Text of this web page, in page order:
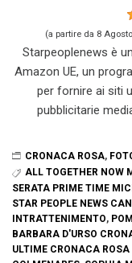
(a partire da 8
Starpeoplenews è
Amazon UE, un
per fornire ai siti
pubblicitarie
CRONACA ROSA,
ALL TOGETHER NOW
SERATA PRIME TIME
STAR PEOPLE NEWS
INTRATTENIMENTO,
BARBARA D'URSO
ULTIME CRONACA